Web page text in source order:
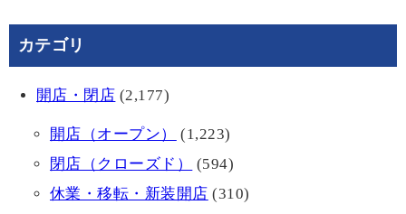
カテゴリ
開店・閉店 (2,177)
開店（オープン）
(1,223)
閉店（クローズド）
(594)
休業・移転・新装開店 (310)